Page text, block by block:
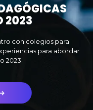
2023
con colegios para
para abordar
2023.